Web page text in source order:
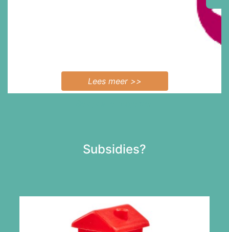
Lees meer >>
Subsidies?